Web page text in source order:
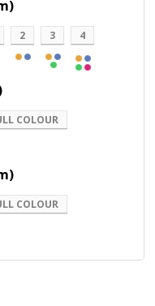
2 3 4
COLOUR
COLOUR